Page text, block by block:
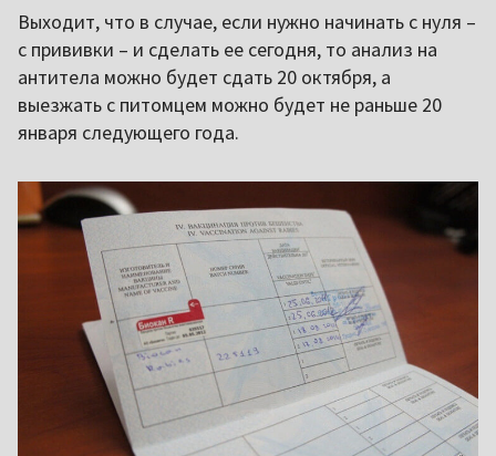
Выходит, что в случае, если нужно начинать с нуля –
с прививки – и сделать ее сегодня, то анализ на
антитела можно будет сдать 20 октября, а
выезжать с питомцем можно будет не раньше 20
января следующего года.